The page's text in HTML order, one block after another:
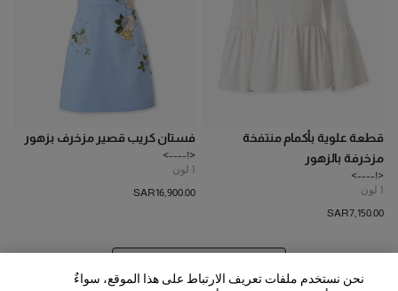
قطعة علوية بأكمام منتفخة
مزخرفة بالزهور
<!---->
1 لون
SAR‌7,150.00
فستان كريب قصير مزخرف بزهور
<!---->
1 لون
SAR‌16,900.00
نحن نستخدم ملفات تعريف الارتباط على هذا الموقع، سواءٌ